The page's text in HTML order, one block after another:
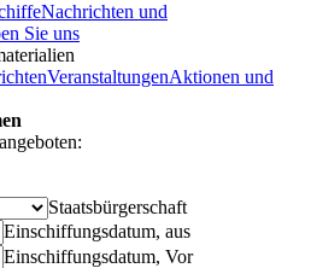
Nachrichten und
Sie uns
VeranstaltungenAktionen und
Staatsbürgerschaft
Einschiffungsdatum, aus
Einschiffungsdatum, Vor